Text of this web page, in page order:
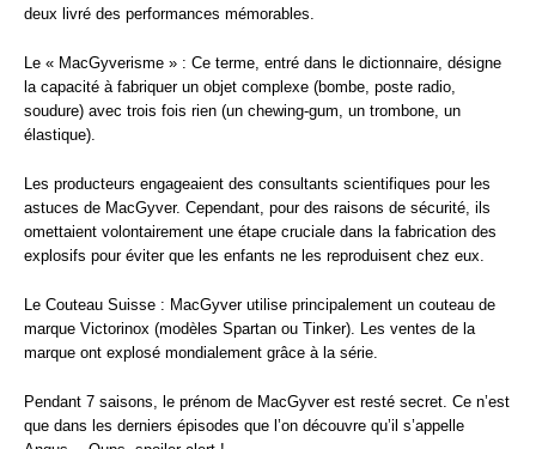
deux livré des performances mémorables.
Le « MacGyverisme » : Ce terme, entré dans le dictionnaire, désigne
la capacité à fabriquer un objet complexe (bombe, poste radio,
soudure) avec trois fois rien (un chewing-gum, un trombone, un
élastique).
Les producteurs engageaient des consultants scientifiques pour les
astuces de MacGyver. Cependant, pour des raisons de sécurité, ils
omettaient volontairement une étape cruciale dans la fabrication des
explosifs pour éviter que les enfants ne les reproduisent chez eux.
Le Couteau Suisse : MacGyver utilise principalement un couteau de
marque Victorinox (modèles Spartan ou Tinker). Les ventes de la
marque ont explosé mondialement grâce à la série.
Pendant 7 saisons, le prénom de MacGyver est resté secret. Ce n’est
que dans les derniers épisodes que l’on découvre qu’il s’appelle